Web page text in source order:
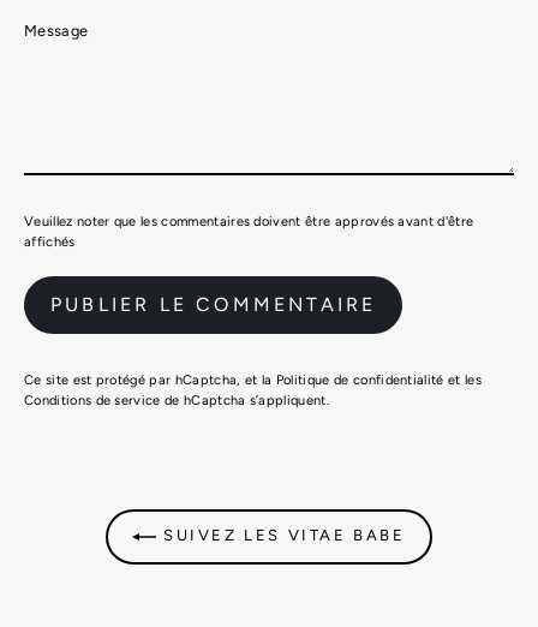
Message
Veuillez noter que les commentaires doivent être approvés avant d'être
affichés
Ce site est protégé par hCaptcha, et la Politique de confidentialité et les
Conditions de service de hCaptcha s’appliquent.
SUIVEZ LES VITAE BABE